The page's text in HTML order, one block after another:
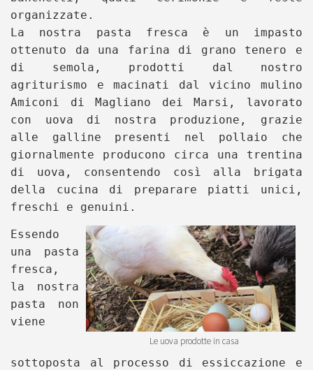
organizzate.
La nostra pasta fresca è un impasto
ottenuto da una farina di grano tenero e
di semola, prodotti dal nostro
agriturismo e macinati dal vicino mulino
Amiconi di Magliano dei Marsi, lavorato
con uova di nostra produzione, grazie
alle galline presenti nel pollaio che
giornalmente producono circa una trentina
di uova, consentendo così alla brigata
della cucina di preparare piatti unici,
freschi e genuini.
Le uova prodotte in casa
Essendo
una pasta
fresca,
la nostra
pasta non
viene
sottoposta al processo di essiccazione e